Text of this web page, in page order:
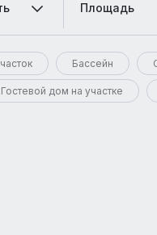
Площадь
Бассейн
Гостевой дом на участке